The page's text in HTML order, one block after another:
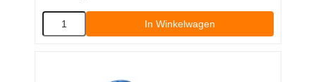
In Winkelwagen